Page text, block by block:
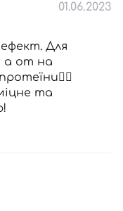
01.06.2023
Для
а от на
та